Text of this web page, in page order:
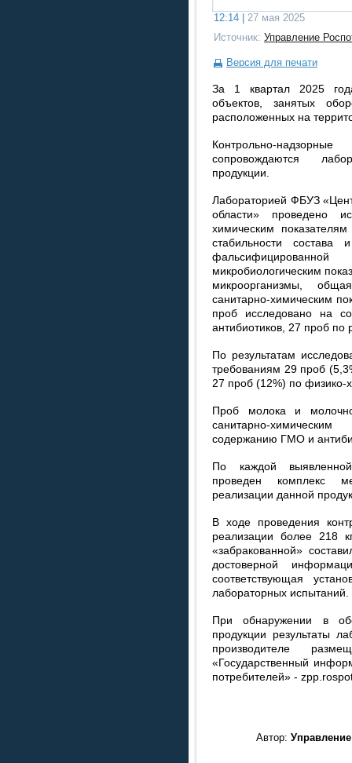
12:14 |
27 мая 2025
Источник: Управление
Версия для печати
За 1 квартал 2025
объектов, занятых
расположенных на
Контрольно-
сопровождаются
продукции.
Лабораторией ФБУЗ
области» проведено
химическим
стабильности состава
микробиологическим
микроорганизмы,
санитарно-химическим
проб исследовано на
антибиотиков, 27 проб по
По результатам
требованиям 29 проб
27 проб (12%) по физико-
Проб молока и
санитарно-
содержанию ГМО и
По каждой
проведен комплекс
реализации данной
В ходе проведения
реализации более 218
«забракованной»
достоверной
соответствующая
лабораторных испытаний.
При обнаружении в
продукции результаты
производителе
«Государственный
потребителей» -
Автор: